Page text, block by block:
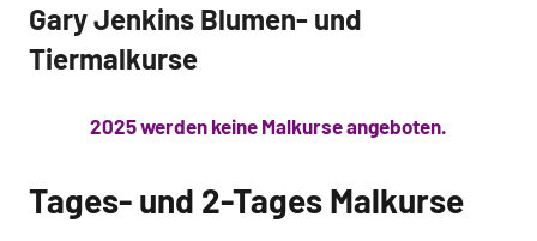
Gary Jenkins Blumen- und
Tiermalkurse
2025 werden keine Malkurse angeboten.
Tages- und 2-Tages Malkurse